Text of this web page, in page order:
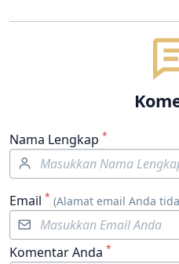
Nama Lengkap *
Email * (Alamat email Anda
Komentar Anda *